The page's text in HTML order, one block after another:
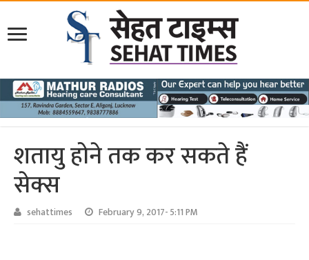
शतायु होने तक कर सकते हैं
सेक्स
sehattimes February 9, 2017- 5:11 PM